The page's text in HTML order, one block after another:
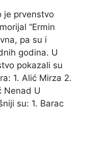
je prvenstvo
“Ermin
pa su i
godina. U
pokazali su
1. Alić Mirza 2.
Nenad U
su: 1. Barac